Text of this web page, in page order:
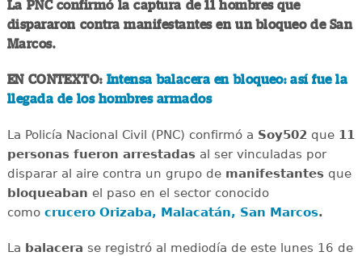
La PNC confirmó la captura de 11 hombres que
dispararon contra manifestantes en un bloqueo de San
Marcos.
EN CONTEXTO: Intensa balacera en bloqueo: así fue la
llegada de los hombres armados
La Policía Nacional Civil (PNC) confirmó a Soy502 que11
personas fueron arrestadas al ser vinculadas por
disparar al aire contra un grupo de manifestantesque
bloqueaban el paso en el sector conocido
como crucero Orizaba, Malacatán, San Marcos.
La balacera se registró al mediodía de este lunes 16 de